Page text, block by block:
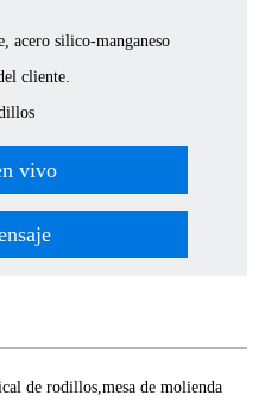
acero silico-manganeso
cliente.
vivo